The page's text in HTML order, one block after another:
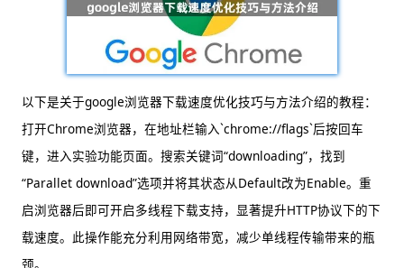
以下是关于google浏览器下载速度优化技巧与方法介绍的教程：
打开Chrome浏览器，在地址栏输入`chrome://flags`后按回车
键，进入实验功能页面。搜索关键词“downloading”，找到
“Parallet download”选项并将其状态从Default改为Enable。重
启浏览器后即可开启多线程下载支持，显著提升HTTP协议下的下
载速度。此操作能充分利用网络带宽，减少单线程传输带来的瓶
颈。